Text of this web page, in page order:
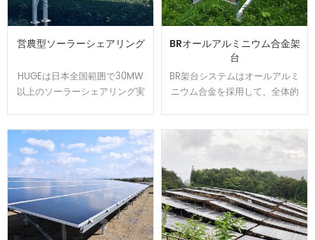
営農型ソーラーシェアリング
HUGEは日本全国範囲で30MW
以上のソーラーシェアリング実
発して、太陽光パネルの影が夏
の高温から作物や耕作者を守り
ます。農地資源の有効活用と経
済収益をアップするのはお客様
から良い評判を貰いました。
BRオールアルミニウム合金架
台
BR架台システムはオールアルミ
ニウム合金を採用して、全体的
ンに取り付けられます、太陽光
発電システムを設置する時間と
コストは節約できます。アルミ
表面は陽極処理で、耐食性が強
くて、太陽光架台は悪質な環境
で長い使用寿命を確保できま
す。